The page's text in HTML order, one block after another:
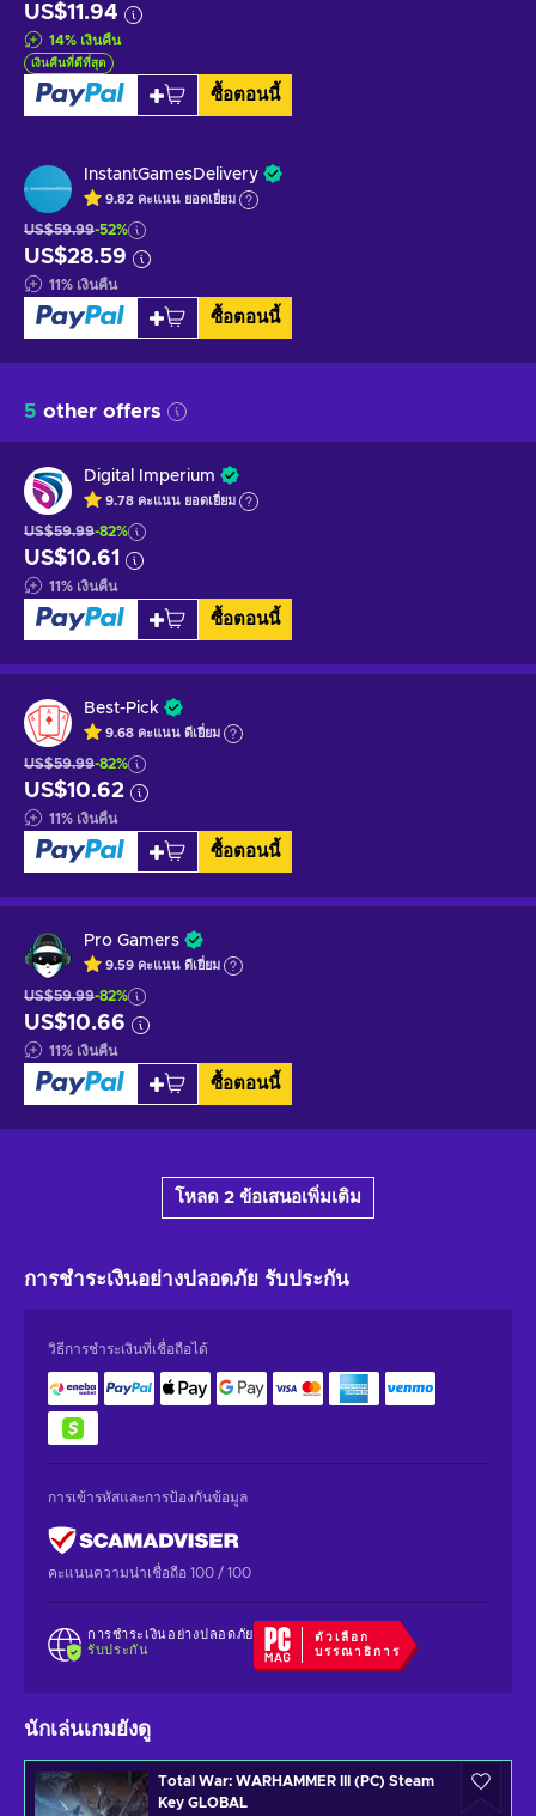
US$11.94
14% เงินคืน
เงินคืนที่ดีที่สุด
ซื้อตอนนี้
InstantGamesDelivery
9.82 คะแนน ยอดเยี่ยม
US$59.99-52%
US$28.59
11% เงินคืน
ซื้อตอนนี้
5 other offers
Digital Imperium
9.78 คะแนน ยอดเยี่ยม
US$59.99-82%
US$10.61
11% เงินคืน
ซื้อตอนนี้
Best-Pick
9.68 คะแนน ดีเยี่ยม
US$59.99-82%
US$10.62
11% เงินคืน
ซื้อตอนนี้
Pro Gamers
9.59 คะแนน ดีเยี่ยม
US$59.99-82%
US$10.66
11% เงินคืน
ซื้อตอนนี้
โหลด 2 ข้อเสนอเพิ่มเติม
การชำระเงินอย่างปลอดภัย รับประกัน
วิธีการชำระเงินที่เชื่อถือได้
การเข้ารหัสและการป้องกันข้อมูล
คะแนนความน่าเชื่อถือ 100 / 100
การชำระเงินอย่างปลอดภัย
รับประกัน
ตัวเลือก
บรรณาธิการ
นักเล่นเกมยังดู
Total War: WARHAMMER III (PC) Steam
Key GLOBAL